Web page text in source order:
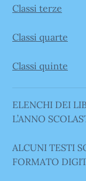
Classi terze
Classi quarte
Classi quinte
ELENCHI DEI
L’ANNO
ALCUNI TESTI
FORMATO